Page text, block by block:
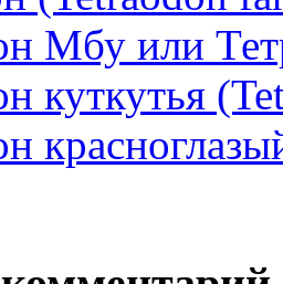
Мбу или
куткутья